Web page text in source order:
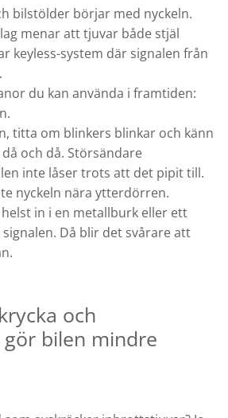
bilstölder börjar med nyckeln.
menar att tjuvar både stjäl
keyless-system där signalen från
du kan använda i framtiden:
titta om blinkers blinkar och känn
och då. Störsändare
inte låser trots att det pipit till.
nyckeln nära ytterdörren.
helst in i en metallburk eller ett
Då blir det svårare att
och
bilen mindre